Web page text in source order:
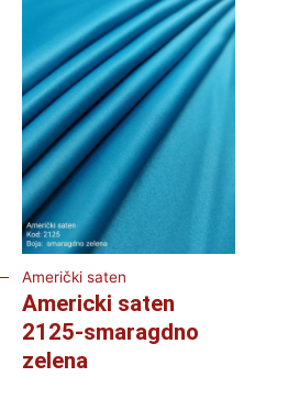
Američki saten
Americki saten
2125-smaragdno
zelena